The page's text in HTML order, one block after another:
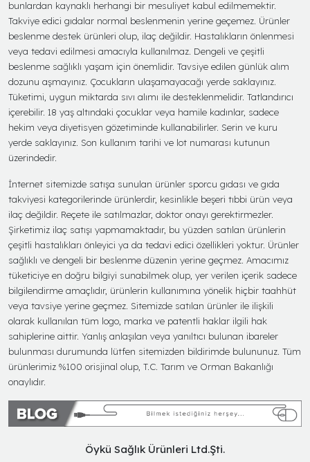
bunlardan kaynaklı herhangi bir mesuliyet kabul edilmemektir.
Takviye edici gıdalar normal beslenmenin yerine geçemez. Ürünler
beslenme destek ürünleri olup, ilaç değildir. Hastalıkların önlenmesi
veya tedavi edilmesi amacıyla kullanılmaz. Dengeli ve çeşitli
beslenme sağlıklı yaşam için önemlidir. Tavsiye edilen günlük alım
dozunu aşmayınız. Çocukların ulaşamayacağı yerde saklayınız.
Tüketimi, uygun miktarda sıvı alımı ile desteklenmelidir. Tatlandırıcı
içerebilir. 18 yaş altındaki çocuklar veya hamile kadınlar, sadece
hekim veya diyetisyen gözetiminde kullanabilirler. Serin ve kuru
yerde saklayınız. Son kullanım tarihi ve lot numarası kutunun
üzerindedir.
İnternet sitemizde satışa sunulan ürünler sporcu gıdası ve gıda
takviyesi kategorilerinde ürünlerdir, kesinlikle beşeri tıbbi ürün veya
ilaç değildir. Reçete ile satılmazlar, doktor onayı gerektirmezler.
Şirketimiz ilaç satışı yapmamaktadır, bu yüzden satılan ürünlerin
çeşitli hastalıkları önleyici ya da tedavi edici özellikleri yoktur. Ürünler
sağlıklı ve dengeli bir beslenme düzenin yerine geçmez. Amacımız
tüketiciye en doğru bilgiyi sunabilmek olup, yer verilen içerik sadece
bilgilendirme amaçlıdır, ürünlerin kullanımına yönelik hiçbir taahhüt
veya tavsiye yerine geçmez. Sitemizde satılan ürünler ile ilişkili
olarak kullanılan tüm logo, marka ve patentli haklar ilgili hak
sahiplerine aittir. Yanlış anlaşılan veya yanıltıcı bulunan ibareler
bulunması durumunda lütfen sitemizden bildirimde bulununuz. Tüm
ürünlerimiz %100 orisjinal olup, T.C. Tarım ve Orman Bakanlığı
onaylıdır.
Öykü Sağlık Ürünleri Ltd.Şti.